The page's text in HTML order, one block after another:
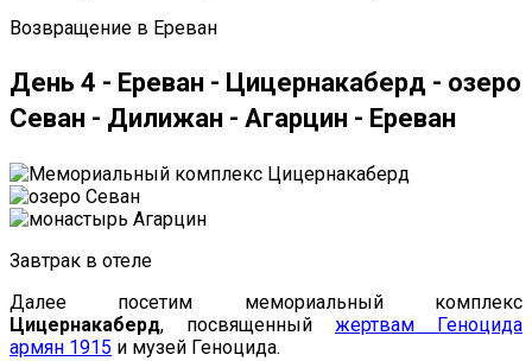
Возвращение в Ереван
День 4 - Ереван - Цицернакаберд - озеро
Севан - Дилижан - Агарцин - Ереван
Завтрак в отеле
Далее посетим мемориальный комплекс
Цицернакаберд, посвященный жертвам Геноцида
армян 1915 и музей Геноцида.